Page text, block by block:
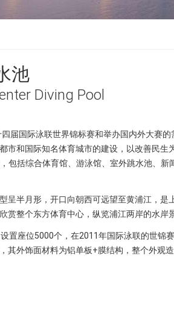
池
Diving Pool
届国际泳联世界锦标赛和举办国内外大赛的
市和国际知名体育城市的建设，以改善民生
包括综合体育馆、游泳馆、室外跳水池、新
呈半月形，开口向朝西可远望至黄浦江，是
赏整个东方体育中心，纵览浦江两岸的水岸
置座位5000个，在2011年国际泳联的世锦
其外饰面材料为铝单板+膜结构，整个外观